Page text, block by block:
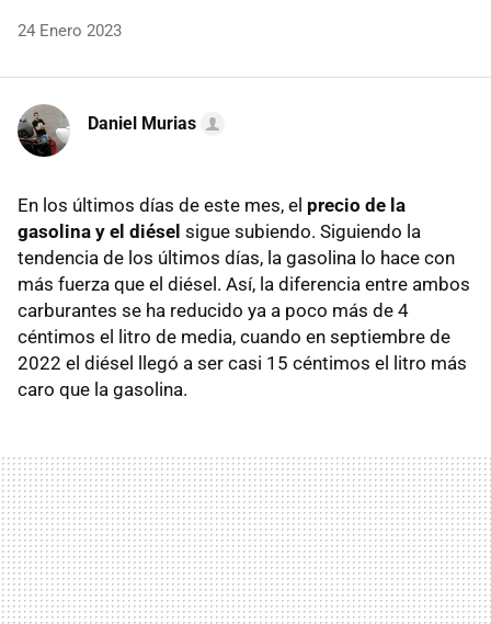
24 Enero 2023
Daniel Murias
En los últimos días de este mes, el precio de la
gasolina y el diésel sigue subiendo. Siguiendo la
tendencia de los últimos días, la gasolina lo hace con
más fuerza que el diésel. Así, la diferencia entre ambos
carburantes se ha reducido ya a poco más de 4
céntimos el litro de media, cuando en septiembre de
2022 el diésel llegó a ser casi 15 céntimos el litro más
caro que la gasolina.